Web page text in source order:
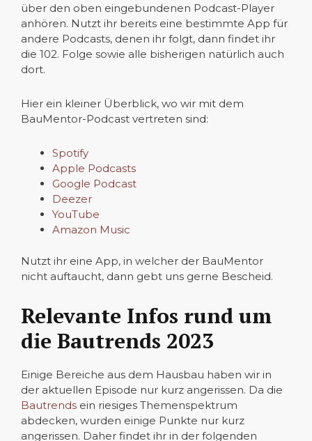
über den oben eingebundenen Podcast-Player
anhören. Nutzt ihr bereits eine bestimmte App für
andere Podcasts, denen ihr folgt, dann findet ihr
die 102. Folge sowie alle bisherigen natürlich auch
dort.
Hier ein kleiner Überblick, wo wir mit dem
BauMentor-Podcast vertreten sind:
Spotify
Apple Podcasts
Google Podcast
Deezer
YouTube
Amazon Music
Nutzt ihr eine App, in welcher der BauMentor
nicht auftaucht, dann gebt uns gerne Bescheid.
Relevante Infos rund um
die Bautrends 2023
Einige Bereiche aus dem Hausbau haben wir in
der aktuellen Episode nur kurz angerissen. Da die
Bautrends ein riesiges Themenspektrum
abdecken, wurden einige Punkte nur kurz
angerissen. Daher findet ihr in der folgenden